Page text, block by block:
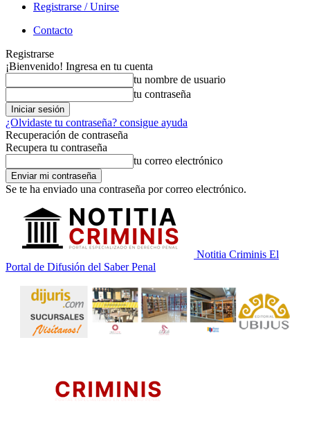
Registrarse / Unirse
Contacto
Registrarse
¡Bienvenido! Ingresa en tu cuenta
tu nombre de usuario
tu contraseña
¿Olvidaste tu contraseña? consigue ayuda
Recuperación de contraseña
Recupera tu contraseña
tu correo electrónico
Se te ha enviado una contraseña por correo electrónico.
Notitia Criminis El
Portal de Difusión del Saber Penal